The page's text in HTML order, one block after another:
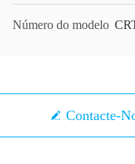
Número do modelo
Contacte-